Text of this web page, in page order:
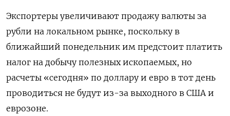
Экспортеры увеличивают продажу валюты за
рубли на локальном рынке, поскольку в
ближайший понедельник им предстоит платить
налог на добычу полезных ископаемых, но
расчеты «сегодня» по доллару и евро в тот день
проводиться не будут из-за выходного в США и
еврозоне.